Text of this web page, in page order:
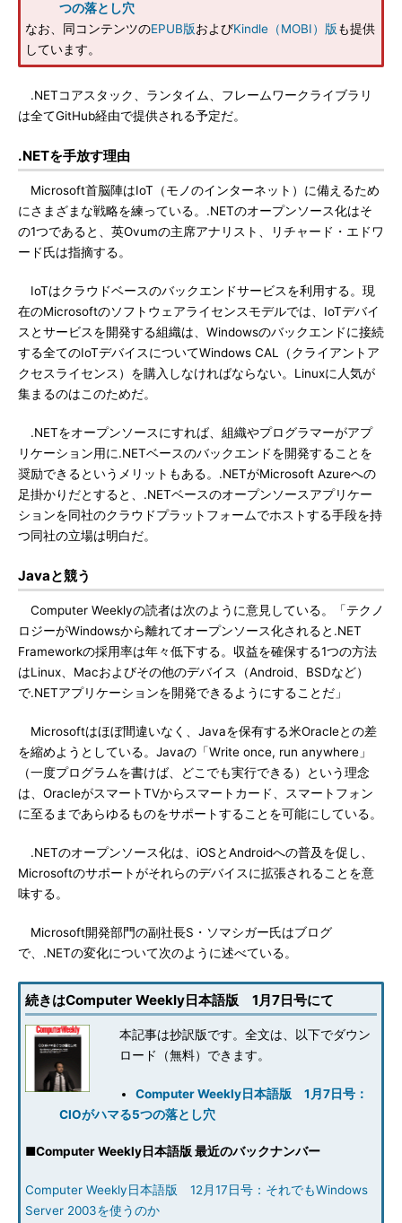
つの落とし穴
なお、同コンテンツのEPUB版およびKindle（MOBI）版も提供
しています。
.NETコアスタック、ランタイム、フレームワークライブラリ
は全てGitHub経由で提供される予定だ。
.NETを手放す理由
Microsoft首脳陣はIoT（モノのインターネット）に備えるため
にさまざまな戦略を練っている。.NETのオープンソース化はそ
の1つであると、英Ovumの主席アナリスト、リチャード・エドワ
ード氏は指摘する。
IoTはクラウドベースのバックエンドサービスを利用する。現
在のMicrosoftのソフトウェアライセンスモデルでは、IoTデバイ
スとサービスを開発する組織は、Windowsのバックエンドに接続
する全てのIoTデバイスについてWindows CAL（クライアントア
クセスライセンス）を購入しなければならない。Linuxに人気が
集まるのはこのためだ。
.NETをオープンソースにすれば、組織やプログラマーがアプ
リケーション用に.NETベースのバックエンドを開発することを
奨励できるというメリットもある。.NETがMicrosoft Azureへの
足掛かりだとすると、.NETベースのオープンソースアプリケー
ションを同社のクラウドプラットフォームでホストする手段を持
つ同社の立場は明白だ。
Javaと競う
Computer Weeklyの読者は次のように意見している。「テクノ
ロジーがWindowsから離れてオープンソース化されると.NET
Frameworkの採用率は年々低下する。収益を確保する1つの方法
はLinux、Macおよびその他のデバイス（Android、BSDなど）
で.NETアプリケーションを開発できるようにすることだ」
Microsoftはほぼ間違いなく、Javaを保有する米Oracleとの差
を縮めようとしている。Javaの「Write once, run anywhere」
（一度プログラムを書けば、どこでも実行できる）という理念
は、OracleがスマートTVからスマートカード、スマートフォン
に至るまであらゆるものをサポートすることを可能にしている。
.NETのオープンソース化は、iOSとAndroidへの普及を促し、
Microsoftのサポートがそれらのデバイスに拡張されることを意
味する。
Microsoft開発部門の副社長S・ソマシガー氏はブログ
で、.NETの変化について次のように述べている。
続きはComputer Weekly日本語版 1月7日号にて
本記事は抄訳版です。全文は、以下でダウン
ロード（無料）できます。
Computer Weekly日本語版 1月7日号：
CIOがハマる5つの落とし穴
■Computer Weekly日本語版 最近のバックナンバー
Computer Weekly日本語版 12月17日号：それでもWindows
Server 2003を使うのか